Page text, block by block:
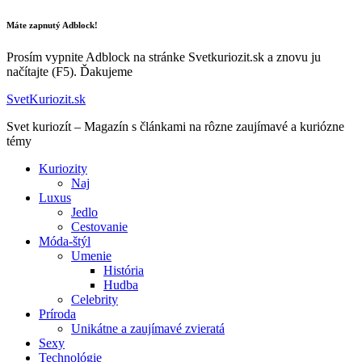
Máte zapnutý Adblock!
Prosím vypnite Adblock na stránke Svetkuriozit.sk a znovu ju
načítajte (F5). Ďakujeme
SvetKuriozit.sk
Svet kuriozít – Magazín s článkami na rôzne zaujímavé a kuriózne
témy
Kuriozity
Naj
Luxus
Jedlo
Cestovanie
Móda-štýl
Umenie
História
Hudba
Celebrity
Príroda
Unikátne a zaujímavé zvieratá
Sexy
Technológie